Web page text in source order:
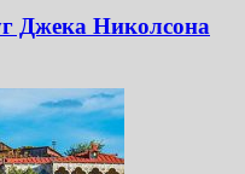
Джека Николсона